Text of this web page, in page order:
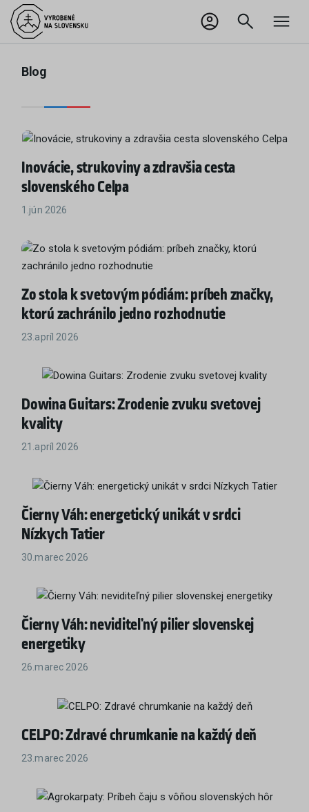
Odhlásiť sa
Blog
Inovácie, strukoviny a zdravšia cesta
slovenského Celpa
1.jún 2026
Zo stola k svetovým pódiám: príbeh značky,
ktorú zachránilo jedno rozhodnutie
23.apríl 2026
Dowina Guitars: Zrodenie zvuku svetovej
kvality
21.apríl 2026
Čierny Váh: energetický unikát v srdci
Nízkych Tatier
30.marec 2026
Čierny Váh: neviditeľný pilier slovenskej
energetiky
26.marec 2026
CELPO: Zdravé chrumkanie na každý deň
23.marec 2026